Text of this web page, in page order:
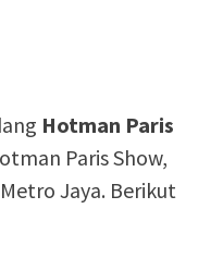
Hotman Paris
Paris Show,
Jaya. Berikut